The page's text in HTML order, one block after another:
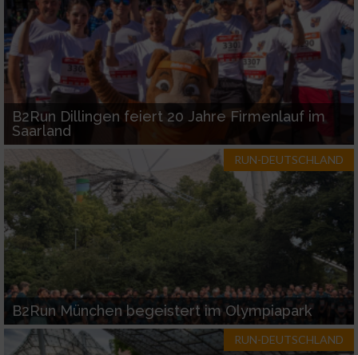
B2Run Dillingen feiert 20 Jahre Firmenlauf im
Saarland
RUN-DEUTSCHLAND
B2Run München begeistert im Olympiapark
RUN-DEUTSCHLAND